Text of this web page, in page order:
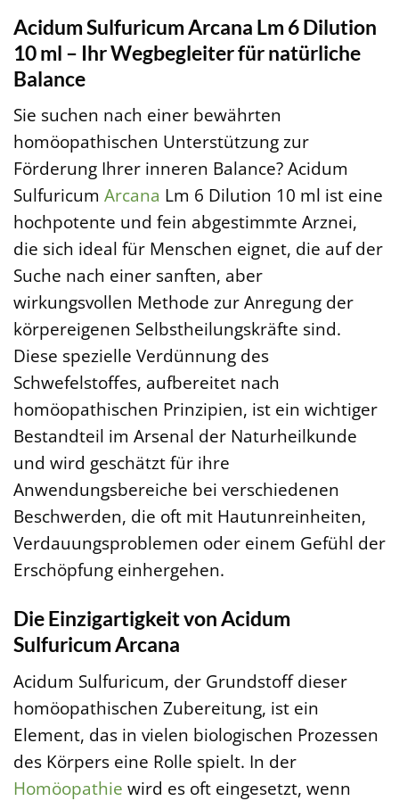
Acidum Sulfuricum Arcana Lm 6 Dilution
10 ml – Ihr Wegbegleiter für natürliche
Balance
Sie suchen nach einer bewährten
homöopathischen Unterstützung zur
Förderung Ihrer inneren Balance? Acidum
Sulfuricum Arcana Lm 6 Dilution 10 ml ist eine
hochpotente und fein abgestimmte Arznei,
die sich ideal für Menschen eignet, die auf der
Suche nach einer sanften, aber
wirkungsvollen Methode zur Anregung der
körpereigenen Selbstheilungskräfte sind.
Diese spezielle Verdünnung des
Schwefelstoffes, aufbereitet nach
homöopathischen Prinzipien, ist ein wichtiger
Bestandteil im Arsenal der Naturheilkunde
und wird geschätzt für ihre
Anwendungsbereiche bei verschiedenen
Beschwerden, die oft mit Hautunreinheiten,
Verdauungsproblemen oder einem Gefühl der
Erschöpfung einhergehen.
Die Einzigartigkeit von Acidum
Sulfuricum Arcana
Acidum Sulfuricum, der Grundstoff dieser
homöopathischen Zubereitung, ist ein
Element, das in vielen biologischen Prozessen
des Körpers eine Rolle spielt. In der
Homöopathie wird es oft eingesetzt, wenn